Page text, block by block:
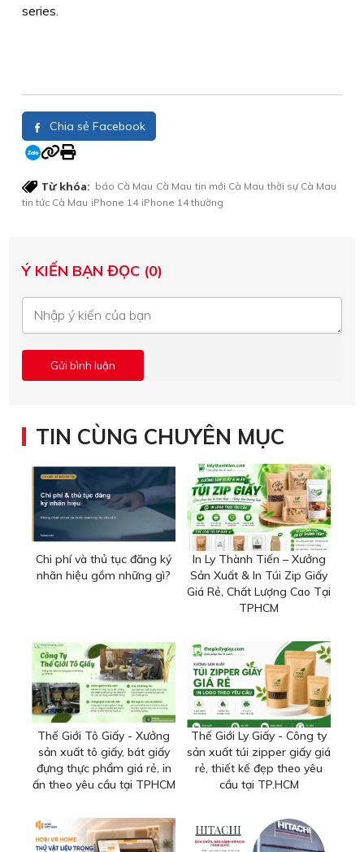
series.
Chia sẻ Facebook
Từ khóa: báo Cà Mau Cà Mau tin mới Cà Mau thời sự Cà Mau
tin tức Cà Mau iPhone 14 iPhone 14 thường
Ý KIẾN BẠN ĐỌC (0)
TIN CÙNG CHUYÊN MỤC
Chi phí và thủ tục đăng ký
nhãn hiệu gồm những gì?
In Ly Thành Tiến – Xưởng
Sản Xuất & In Túi Zip Giấy
Giá Rẻ, Chất Lượng Cao Tại
TPHCM
Thế Giới Tô Giấy - Xưởng
sản xuất tô giấy, bát giấy
đựng thực phẩm giá rẻ, in
ấn theo yêu cầu tại TPHCM
Thế Giới Ly Giấy - Công ty
sản xuất túi zipper giấy giá
rẻ, thiết kế đẹp theo yêu
cầu tại TP.HCM